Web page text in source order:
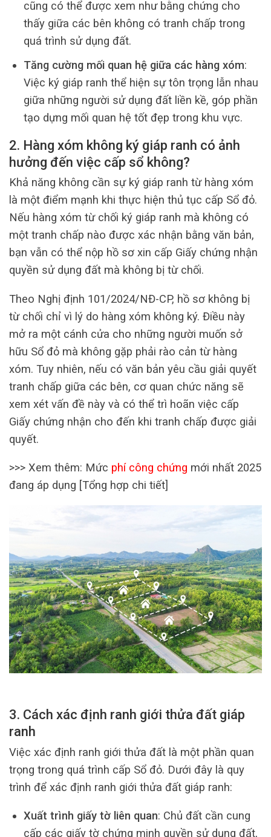
cũng có thể được xem như bằng chứng cho
thấy giữa các bên không có tranh chấp trong
quá trình sử dụng đất.
Tăng cường mối quan hệ giữa các hàng xóm:
Việc ký giáp ranh thể hiện sự tôn trọng lẫn nhau
giữa những người sử dụng đất liền kề, góp phần
tạo dựng mối quan hệ tốt đẹp trong khu vực.
2. Hàng xóm không ký giáp ranh có ảnh
hưởng đến việc cấp sổ không?
Khả năng không cần sự ký giáp ranh từ hàng xóm
là một điểm mạnh khi thực hiện thủ tục cấp Sổ đỏ.
Nếu hàng xóm từ chối ký giáp ranh mà không có
một tranh chấp nào được xác nhận bằng văn bản,
bạn vẫn có thể nộp hồ sơ xin cấp Giấy chứng nhận
quyền sử dụng đất mà không bị từ chối.
Theo Nghị định 101/2024/NĐ-CP, hồ sơ không bị
từ chối chỉ vì lý do hàng xóm không ký. Điều này
mở ra một cánh cửa cho những người muốn sở
hữu Sổ đỏ mà không gặp phải rào cản từ hàng
xóm. Tuy nhiên, nếu có văn bản yêu cầu giải quyết
tranh chấp giữa các bên, cơ quan chức năng sẽ
xem xét vấn đề này và có thể trì hoãn việc cấp
Giấy chứng nhận cho đến khi tranh chấp được giải
quyết.
>>> Xem thêm: Mức phí công chứng mới nhất 2025
đang áp dụng [Tổng hợp chi tiết]
3. Cách xác định ranh giới thửa đất giáp
ranh
Việc xác định ranh giới thửa đất là một phần quan
trọng trong quá trình cấp Sổ đỏ. Dưới đây là quy
trình để xác định ranh giới thửa đất giáp ranh:
Xuất trình giấy tờ liên quan: Chủ đất cần cung
cấp các giấy tờ chứng minh quyền sử dụng đất,